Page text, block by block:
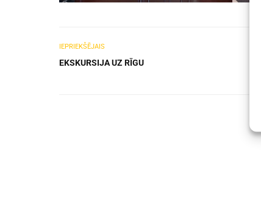
IEPRIEKŠĒJAIS
EKSKURSIJA UZ RĪGU